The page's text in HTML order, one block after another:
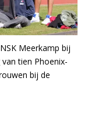
Meerkamp bij
tien Phoenix-
bij de